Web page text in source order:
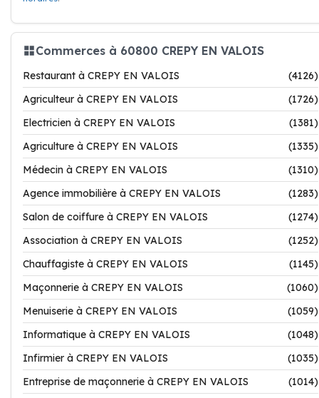
Commerces à 60800 CREPY EN VALOIS
Restaurant à CREPY EN VALOIS
(4126)
Agriculteur à CREPY EN VALOIS
(1726)
Electricien à CREPY EN VALOIS
(1381)
Agriculture à CREPY EN VALOIS
(1335)
Médecin à CREPY EN VALOIS
(1310)
Agence immobilière à CREPY EN VALOIS
(1283)
Salon de coiffure à CREPY EN VALOIS
(1274)
Association à CREPY EN VALOIS
(1252)
Chauffagiste à CREPY EN VALOIS
(1145)
Maçonnerie à CREPY EN VALOIS
(1060)
Menuiserie à CREPY EN VALOIS
(1059)
Informatique à CREPY EN VALOIS
(1048)
Infirmier à CREPY EN VALOIS
(1035)
Entreprise de maçonnerie à CREPY EN VALOIS
(1014)